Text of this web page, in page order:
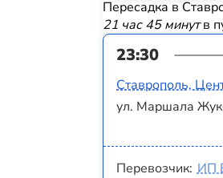
Пересадка в
21 час 45 минутв
23:30
Ставрополь,
ул. Маршала
Перевозчик: ИП